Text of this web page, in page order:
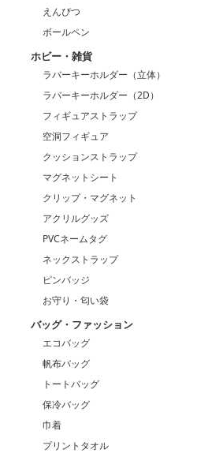
えんぴつ
ボールペン
ホビー・雑貨
ラバーキーホルダー（立体）
ラバーキーホルダー（2D）
フィギュアストラップ
空洞フィギュア
クッションストラップ
マグネットシート
クリップ・マグネット
アクリルグッズ
PVCネームタグ
ネックストラップ
ピンバッジ
お守り・匂い袋
バッグ・ファッション
エコバッグ
帆布バッグ
トートバッグ
保冷バッグ
巾着
プリントタオル